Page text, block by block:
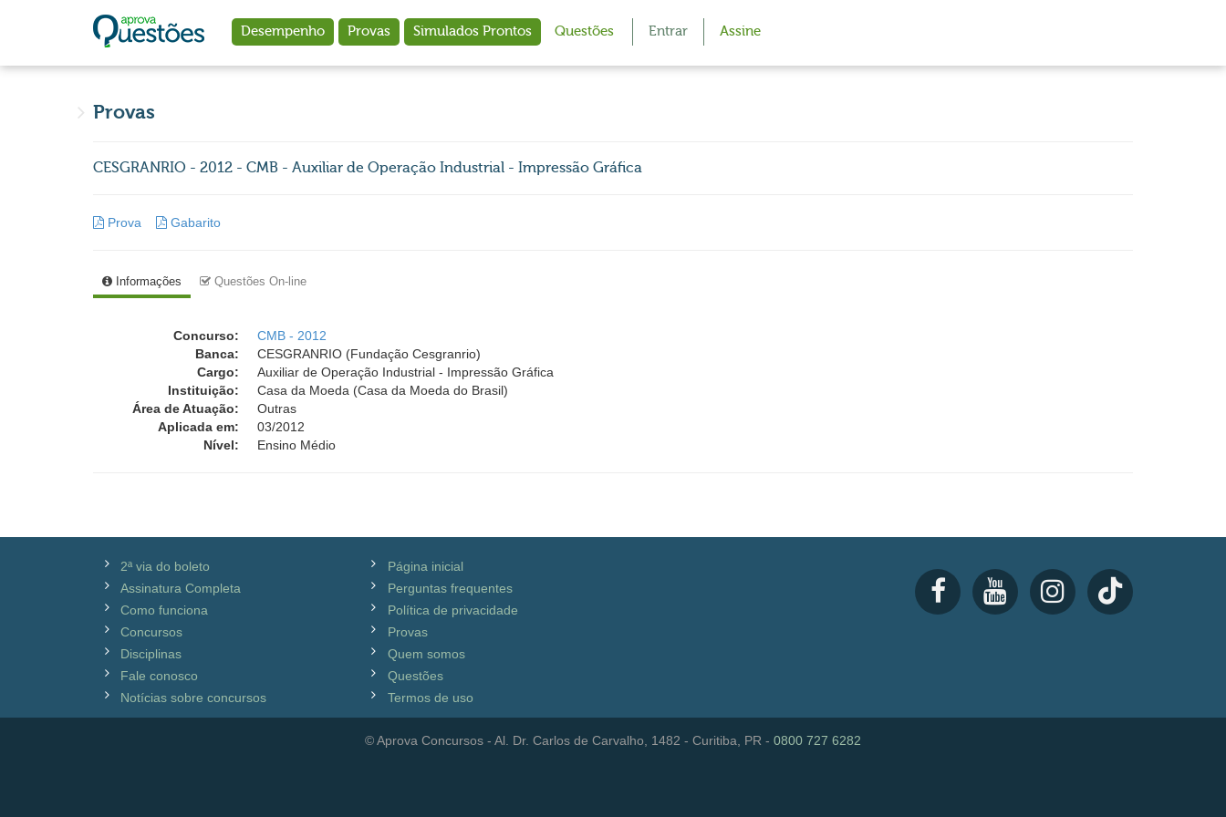
Desempenho Provas Simulados Prontos Questões Entrar Assine
Provas
CESGRANRIO - 2012 - CMB - Auxiliar de Operação Industrial - Impressão Gráfica
Prova Gabarito
Informações Questões On-line
Concurso:
CMB - 2012
Banca:
CESGRANRIO (Fundação Cesgranrio)
Cargo:
Auxiliar de Operação Industrial - Impressão Gráfica
Instituição:
Casa da Moeda (Casa da Moeda do Brasil)
Área de Atuação:
Outras
Aplicada em:
03/2012
Nível:
Ensino Médio
2ª via do boleto
Assinatura Completa
Como funciona
Concursos
Disciplinas
Fale conosco
Notícias sobre concursos
Página inicial
Perguntas frequentes
Política de privacidade
Provas
Quem somos
Questões
Termos de uso
© Aprova Concursos - Al. Dr. Carlos de Carvalho, 1482 - Curitiba, PR - 0800 727 6282